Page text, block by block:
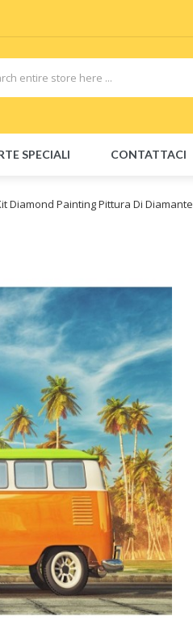
e-Liquidse-JuiceDisposable E-Cigs
SPECIALI CONTATTACI
Diamond Painting Pittura Di